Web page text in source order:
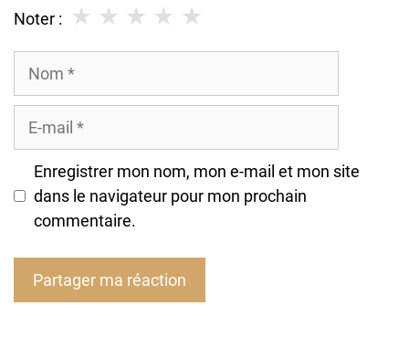
Noter : ★
★
★
★
★
Enregistrer mon nom, mon e-mail et mon site
dans le navigateur pour mon prochain
commentaire.